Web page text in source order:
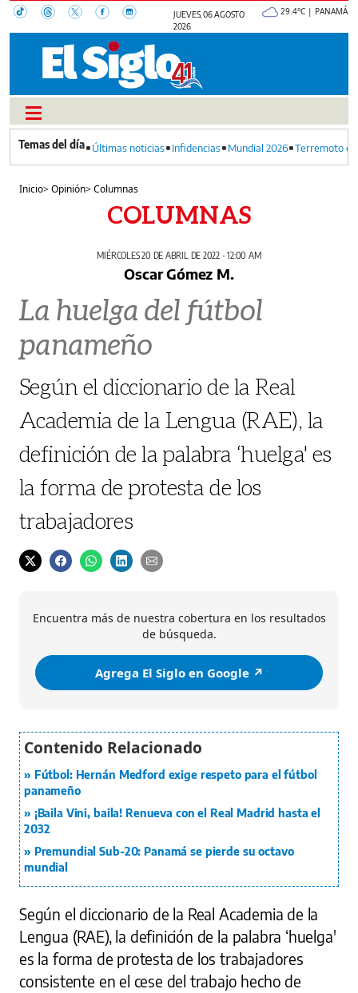
JUEVES, 06 AGOSTO
2026
29.4°C | PANAMÁ
Últimas noticias Infidencias Mundial 2026 Terremoto
Inicio>Opinión>Columnas
COLUMNAS
MIÉRCOLES 20 DE ABRIL DE 2022 - 12:00 AM
Oscar Gómez M.
La huelga del fútbol
panameño
Según el diccionario de la Real
Academia de la Lengua (RAE), la
definición de la palabra ‘huelga' es
la forma de protesta de los
trabajadores
Encuentra más de nuestra cobertura en los resultados
de búsqueda.
Agrega El Siglo en Google ↗️
Fútbol: Hernán Medford exige respeto para el fútbol
panameño
¡Baila Vini, baila! Renueva con el Real Madrid hasta el
2032
Premundial Sub-20: Panamá se pierde su octavo
mundial
Según el diccionario de la Real Academia de la
Lengua (RAE), la definición de la palabra ‘huelga'
es la forma de protesta de los trabajadores
consistente en el cese del trabajo hecho de